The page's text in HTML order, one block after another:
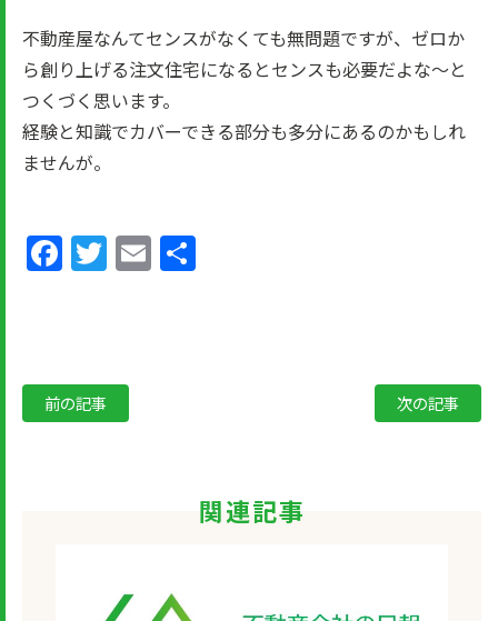
不動産屋なんてセンスがなくても無問題ですが、ゼロか
ら創り上げる注文住宅になるとセンスも必要だよな～と
つくづく思います。
経験と知識でカバーできる部分も多分にあるのかもしれ
ませんが。
Facebook
Twitter
Email
前の記事 次の記事
関連記事